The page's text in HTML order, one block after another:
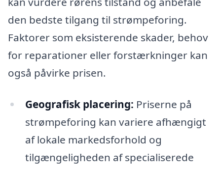
den bedste tilgang til strømpeforing.
Faktorer som eksisterende skader, behov
for reparationer eller forstærkninger kan
også påvirke prisen.
Geografisk placering: Priserne på
strømpeforing kan variere afhængigt
af lokale markedsforhold og
tilgængeligheden af specialiserede